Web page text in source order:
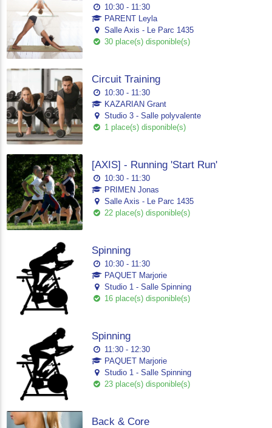
10:30 - 11:30
PARENT Leyla
Salle Axis - Le Parc 1435
30 place(s) disponible(s)
Circuit Training
10:30 - 11:30
KAZARIAN Grant
Studio 3 - Salle polyvalente
1 place(s) disponible(s)
[AXIS] - Running 'Start Run'
10:30 - 11:30
PRIMEN Jonas
Salle Axis - Le Parc 1435
22 place(s) disponible(s)
Spinning
10:30 - 11:30
PAQUET Marjorie
Studio 1 - Salle Spinning
16 place(s) disponible(s)
Spinning
11:30 - 12:30
PAQUET Marjorie
Studio 1 - Salle Spinning
23 place(s) disponible(s)
Back & Core